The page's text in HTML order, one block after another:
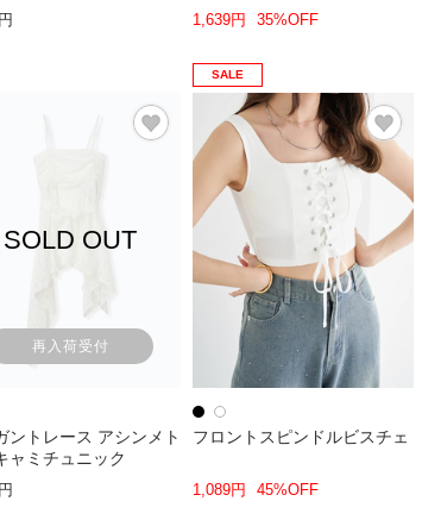
1,639円 35%OFF
SOLD OUT
再入荷受付
ントレース アシンメト
ャミチュニック
SALE
フロントスピンドルビスチェ
1,089円 45%OFF